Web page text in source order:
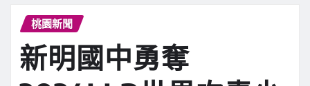
桃園新聞
新明國中勇奪